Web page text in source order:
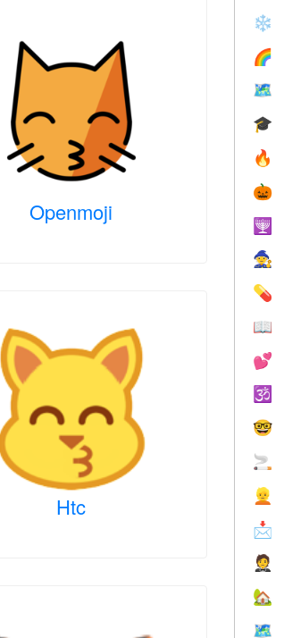
Openmoji
Htc
❄️
🌈
🗺
🎓
🔥
🎃
🕎
🧙
💊
📖
💕
🕉
🤓
🚬
👱
📩
🤵
🏡
🗺️